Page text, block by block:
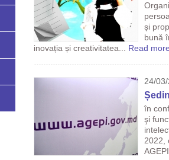
și
bună
inovația și creativitatea... Read more
24/
în
şi
2022,